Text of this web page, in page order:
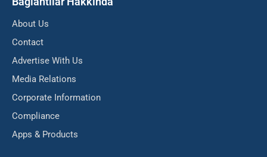
About Us
Contact
Advertise With Us
Media Relations
Corporate Information
Compliance
Apps & Products